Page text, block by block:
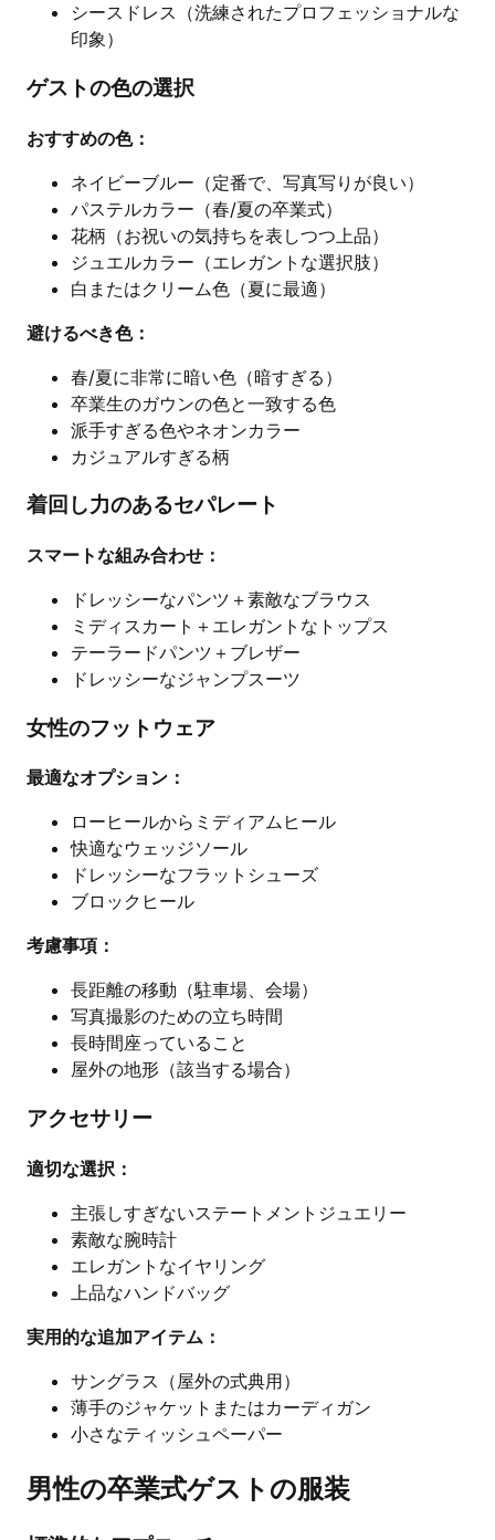
シースドレス（洗練されたプロフェッショナルな
印象）
ゲストの色の選択
おすすめの色：
ネイビーブルー（定番で、写真写りが良い）
パステルカラー（春/夏の卒業式）
花柄（お祝いの気持ちを表しつつ上品）
ジュエルカラー（エレガントな選択肢）
白またはクリーム色（夏に最適）
避けるべき色：
春/夏に非常に暗い色（暗すぎる）
卒業生のガウンの色と一致する色
派手すぎる色やネオンカラー
カジュアルすぎる柄
着回し力のあるセパレート
スマートな組み合わせ：
ドレッシーなパンツ＋素敵なブラウス
ミディスカート＋エレガントなトップス
テーラードパンツ＋ブレザー
ドレッシーなジャンプスーツ
女性のフットウェア
最適なオプション：
ローヒールからミディアムヒール
快適なウェッジソール
ドレッシーなフラットシューズ
ブロックヒール
考慮事項：
長距離の移動（駐車場、会場）
写真撮影のための立ち時間
長時間座っていること
屋外の地形（該当する場合）
アクセサリー
適切な選択：
主張しすぎないステートメントジュエリー
素敵な腕時計
エレガントなイヤリング
上品なハンドバッグ
実用的な追加アイテム：
サングラス（屋外の式典用）
薄手のジャケットまたはカーディガン
小さなティッシュペーパー
男性の卒業式ゲストの服装